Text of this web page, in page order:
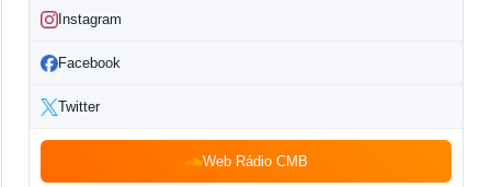
Instagram
Facebook
Twitter
Web Rádio CMB